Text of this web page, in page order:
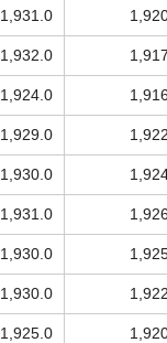
1,931.0
1,932.0
1,924.0
1,929.0
1,930.0
1,931.0
1,930.0
1,930.0
1,925.0